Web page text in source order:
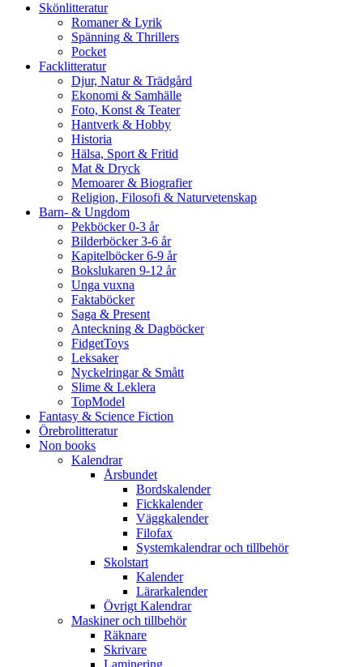
Skönlitteratur
Romaner & Lyrik
Spänning & Thrillers
Pocket
Facklitteratur
Djur, Natur & Trädgård
Ekonomi & Samhälle
Foto, Konst & Teater
Hantverk & Hobby
Historia
Hälsa, Sport & Fritid
Mat & Dryck
Memoarer & Biografier
Religion, Filosofi & Naturvetenskap
Barn- & Ungdom
Pekböcker 0-3 år
Bilderböcker 3-6 år
Kapitelböcker 6-9 år
Bokslukaren 9-12 år
Unga vuxna
Faktaböcker
Saga & Present
Anteckning & Dagböcker
FidgetToys
Leksaker
Nyckelringar & Smått
Slime & Leklera
TopModel
Fantasy & Science Fiction
Örebrolitteratur
Non books
Kalendrar
Årsbundet
Bordskalender
Fickkalender
Väggkalender
Filofax
Systemkalendrar och tillbehör
Skolstart
Kalender
Lärarkalender
Övrigt Kalendrar
Maskiner och tillbehör
Räknare
Skrivare
Laminering